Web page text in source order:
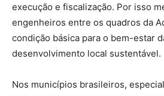
execução e fiscalização. Por isso
engenheiros entre os quadros da
condição básica para o bem-estar
desenvolvimento local sustentável.
Nos municípios brasileiros,